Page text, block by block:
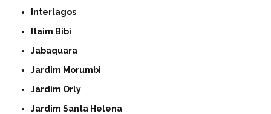
Interlagos
Itaim Bibi
Jabaquara
Jardim Morumbi
Jardim Orly
Jardim Santa Helena